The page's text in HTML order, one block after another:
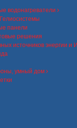
водонагреватели
панели
решения
источников энергии и
умный дом